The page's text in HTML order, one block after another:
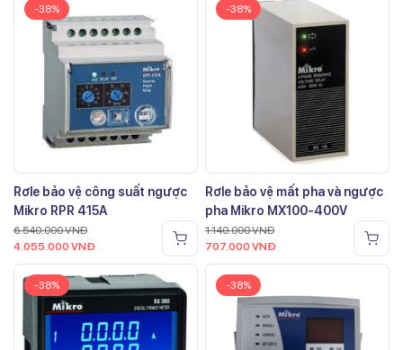
-38%
Rơle bảo vệ công suất ngược
Mikro RPR 415A
6.540.000VNĐ
4.055.000 VNĐ
-38%
Rơle bảo vệ mất pha và ngược
pha Mikro MX100-400V
1.140.000VNĐ
707.000 VNĐ
-38% -38%